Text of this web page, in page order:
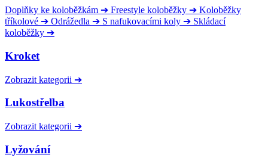
Doplňky ke koloběžkám ➔ Freestyle koloběžky ➔ Koloběžky
tříkolové ➔ Odrážedla ➔ S nafukovacími koly ➔ Skládací
koloběžky ➔
Kroket
Zobrazit kategorii ➔
Lukostřelba
Zobrazit kategorii ➔
Lyžování